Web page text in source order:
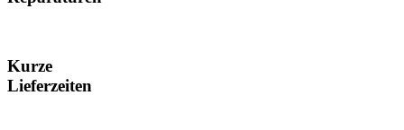
Kurze
Lieferzeiten